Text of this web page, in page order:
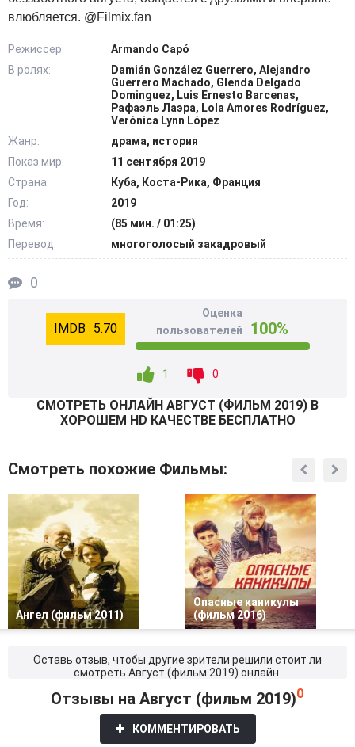
влюбляется. @Filmix.fan
Режиссер:
Armando Capó
В ролях:
Damián González Guerrero, Alejandro
Guerrero Machado, Glenda Delgado
Dominguez, Luis Ernesto Barcenas,
Рафаэль Лаэра, Lola Amores Rodríguez,
Verónica Lynn López
Жанр:
драма, история
Показ мир:
11 сентября 2019
Страна:
Куба, Коста-Рика, Франция
Год:
2019
Время:
(85 мин. / 01:25)
Перевод:
многоголосый закадровый
0
5.70
Оценка
пользователей
100%
1 0
СМОТРEТЬ ОНЛАЙН АВГУСТ (ФИЛЬМ 2019) В
ХОРОШЕМ HD КАЧЕСТВЕ БЕСПЛАТНО
Смотреть похожие Фильмы:
Ангел (фильм 2011)
Опасные каникулы
(фильм 2016)
Оставь отзыв, чтобы другие зрители решили стоит ли
смотреть Август (фильм 2019) онлайн.
Отзывы на Август (фильм 2019)0
КОММЕНТИРОВАТЬ